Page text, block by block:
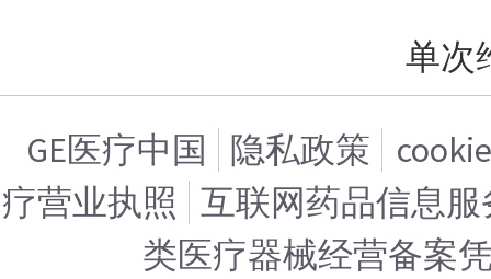
单次
GE医疗中国 隐私政策
疗营业执照 互联网药品信息服
类医疗器械经营备案